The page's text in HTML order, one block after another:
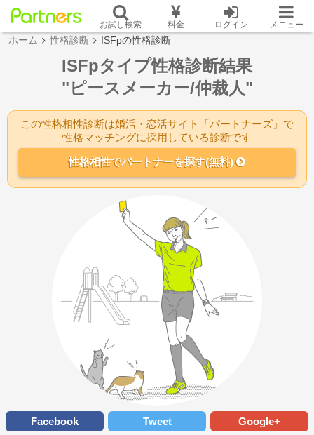
お試し検索 料金 ログイン メニュー
ホーム 性格診断 ISFpの性格診断
ISFpタイプ性格診断結果
"ピースメーカー/仲裁人"
この性格相性診断は婚活・恋活サイト「パートナーズ」で
性格マッチングに採用している診断です
性格相性でパートナーを探す(無料)
Facebook Tweet Google+